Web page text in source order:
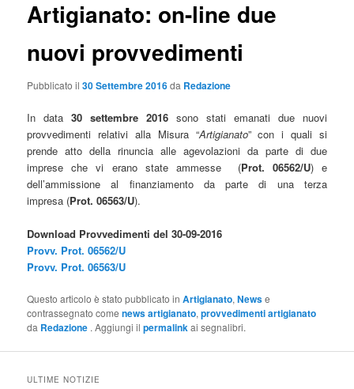
Artigianato: on-line due
nuovi provvedimenti
Pubblicato il30 Settembre 2016da Redazione
In data30 settembre 2016 sono stati emanati due nuovi
provvedimenti relativi alla Misura “Artigianato” con i quali si
prende atto della rinuncia alle agevolazioni da parte di due
imprese che vi erano state ammesse (Prot. 06562/U) e
dell’ammissione al finanziamento da parte di una terza
impresa (Prot. 06563/U).
Download Provvedimenti del 30-09-2016
Provv. Prot. 06562/U
Provv. Prot. 06563/U
Questo articolo è stato pubblicato inArtigianato,Newse
contrassegnato comenews artigianato,provvedimenti artigianato
da Redazione . Aggiungi ilpermalinkai segnalibri.
ULTIME NOTIZIE